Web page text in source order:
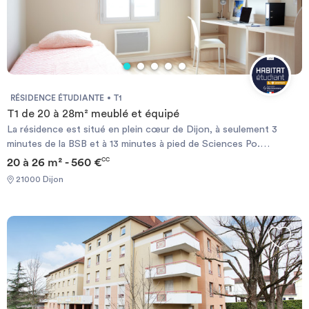
RÉSIDENCE ÉTUDIANTE T1
T1 de 20 à 28m² meublé et équipé
La résidence est situé en plein cœur de Dijon, à seulement 3
minutes de la BSB et à 13 minutes à pied de Sciences Po.
Burgundinn République accueille les étudiants et les jeunes en
formation professionnelle. Elle propose un cadre de vie sécurisé,
calme et convivial, où l'on se sent « comme à la maison » dès le
20 à 26 m² - 560 €CC
21000 Dijon